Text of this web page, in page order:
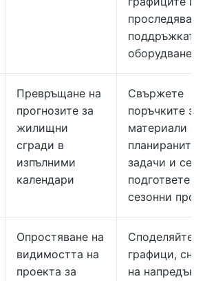
поддръжката
Превръщане на
прогнозите за
жилищни
сгради в
изпълними
календари
Свържете
поръчките за
материали с
планираните
задачи и се
подгответе за
сезонни
Опростяване на
видимостта на
проекта за
Споделяйте
графици,
на напредъка